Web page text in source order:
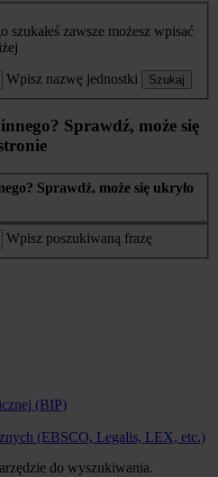
szukałeś zawsze możesz wpisać
Wpisz nazwę jednostki Szukaj
Sprawdź, może się
Sprawdź, może się ukryło
Wpisz poszukiwaną frazę
(BIP)
(EBSCO, Legalis, LEX, etc.)
do wyszukiwania.